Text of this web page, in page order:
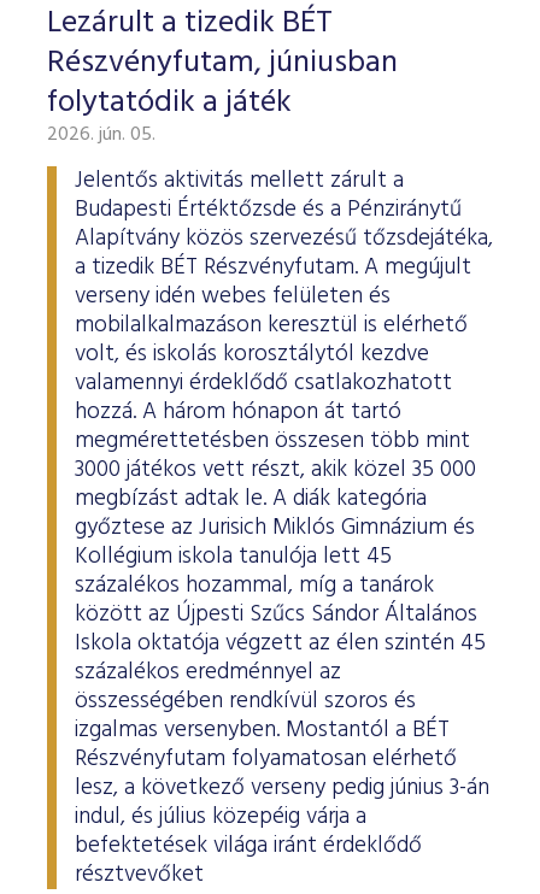
Lezárult a tizedik BÉT
Részvényfutam, júniusban
folytatódik a játék
2026. jún. 05.
Jelentős aktivitás mellett zárult a
Budapesti Értéktőzsde és a Pénziránytű
Alapítvány közös szervezésű tőzsdejátéka,
a tizedik BÉT Részvényfutam. A megújult
verseny idén webes felületen és
mobilalkalmazáson keresztül is elérhető
volt, és iskolás korosztálytól kezdve
valamennyi érdeklődő csatlakozhatott
hozzá. A három hónapon át tartó
megmérettetésben összesen több mint
3000 játékos vett részt, akik közel 35 000
megbízást adtak le. A diák kategória
győztese az Jurisich Miklós Gimnázium és
Kollégium iskola tanulója lett 45
százalékos hozammal, míg a tanárok
között az Újpesti Szűcs Sándor Általános
Iskola oktatója végzett az élen szintén 45
százalékos eredménnyel az
összességében rendkívül szoros és
izgalmas versenyben. Mostantól a BÉT
Részvényfutam folyamatosan elérhető
lesz, a következő verseny pedig június 3-án
indul, és július közepéig várja a
befektetések világa iránt érdeklődő
résztvevőket